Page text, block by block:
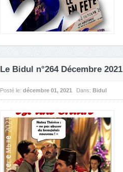
Le Bidul n°264 Décembre 2021
Posté le: décembre 01, 2021 Dans: Bidul